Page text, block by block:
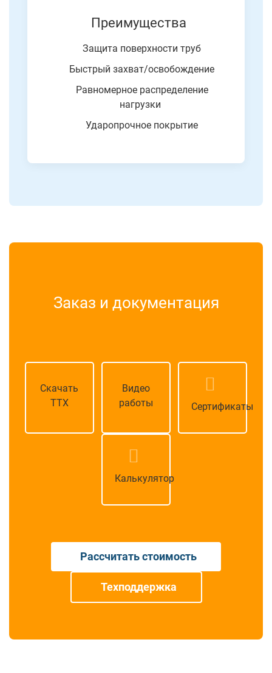
Преимущества
Защита поверхности труб
Быстрый захват/освобождение
Равномерное распределение
нагрузки
Ударопрочное покрытие
Заказ и документация
Скачать
ТТХ
Видео
работы
Сертификаты
Калькулятор
Рассчитать стоимость
Техподдержка